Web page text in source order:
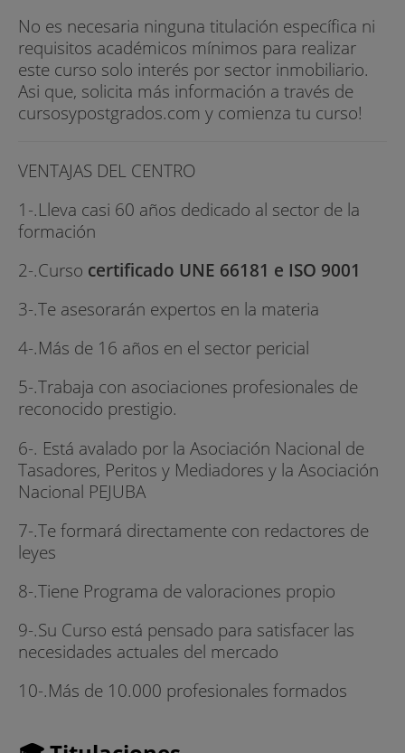
No es necesaria ninguna titulación específica ni
requisitos académicos mínimos para realizar
este curso solo interés por sector inmobiliario.
Asi que, solicita más información a través de
cursosypostgrados.com y comienza tu curso!
VENTAJAS DEL CENTRO
1-.Lleva casi 60 años dedicado al sector de la
formación
2-.Curso certificado UNE 66181 e ISO 9001
3-.Te asesorarán expertos en la materia
4-.Más de 16 años en el sector pericial
5-.Trabaja con asociaciones profesionales de
reconocido prestigio.
6-. Está avalado por la Asociación Nacional de
Tasadores, Peritos y Mediadores y la Asociación
Nacional PEJUBA
7-.Te formará directamente con redactores de
leyes
8-.Tiene Programa de valoraciones propio
9-.Su Curso está pensado para satisfacer las
necesidades actuales del mercado
10-.Más de 10.000 profesionales formados